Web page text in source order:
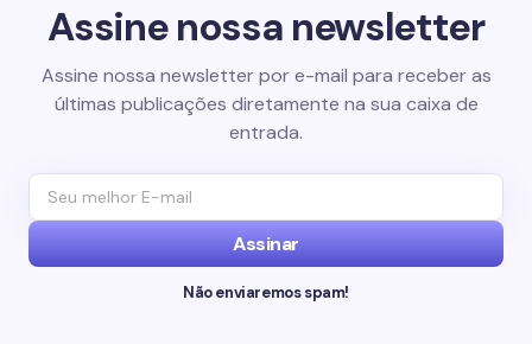
Assine nossa newsletter
Assine nossa newsletter por e-mail para receber as
últimas publicações diretamente na sua caixa de
entrada.
Assinar
Não enviaremos spam!